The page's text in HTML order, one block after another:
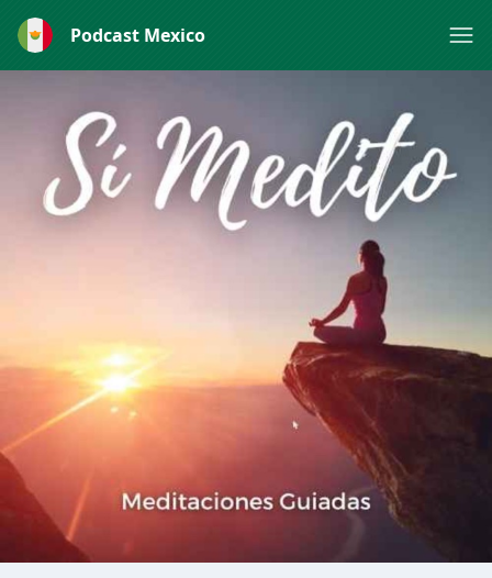
Podcast Mexico